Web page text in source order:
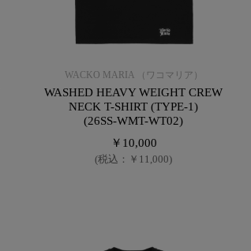
WACKO MARIA （ワコマリア）
WASHED HEAVY WEIGHT CREW
NECK T-SHIRT (TYPE-1)
(26SS-WMT-WT02)
￥10,000
(税込：￥11,000)